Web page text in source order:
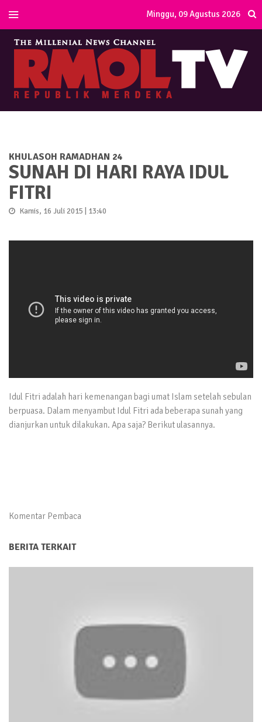
Minggu, 09 Agustus 2026
KHULASOH RAMADHAN 24
SUNAH DI HARI RAYA IDUL
FITRI
Kamis, 16 Juli 2015 | 13:40
Idul Fitri adalah hari kemenangan bagi umat Islam setelah sebulan
berpuasa. Dalam menyambut Idul Fitri ada beberapa sunah yang
dianjurkan untuk dilakukan. Apa saja? Berikut ulasannya.
Komentar Pembaca
BERITA TERKAIT